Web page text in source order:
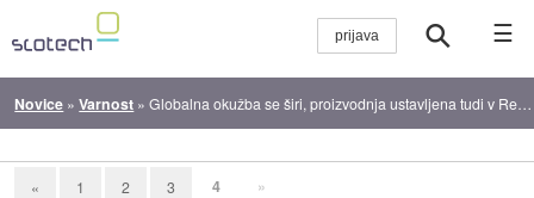
☰
Novice »Varnost »Globalna okužba se širi, proizvodnja ustavljena tudi v Revozu
« 1 2 3 4 »